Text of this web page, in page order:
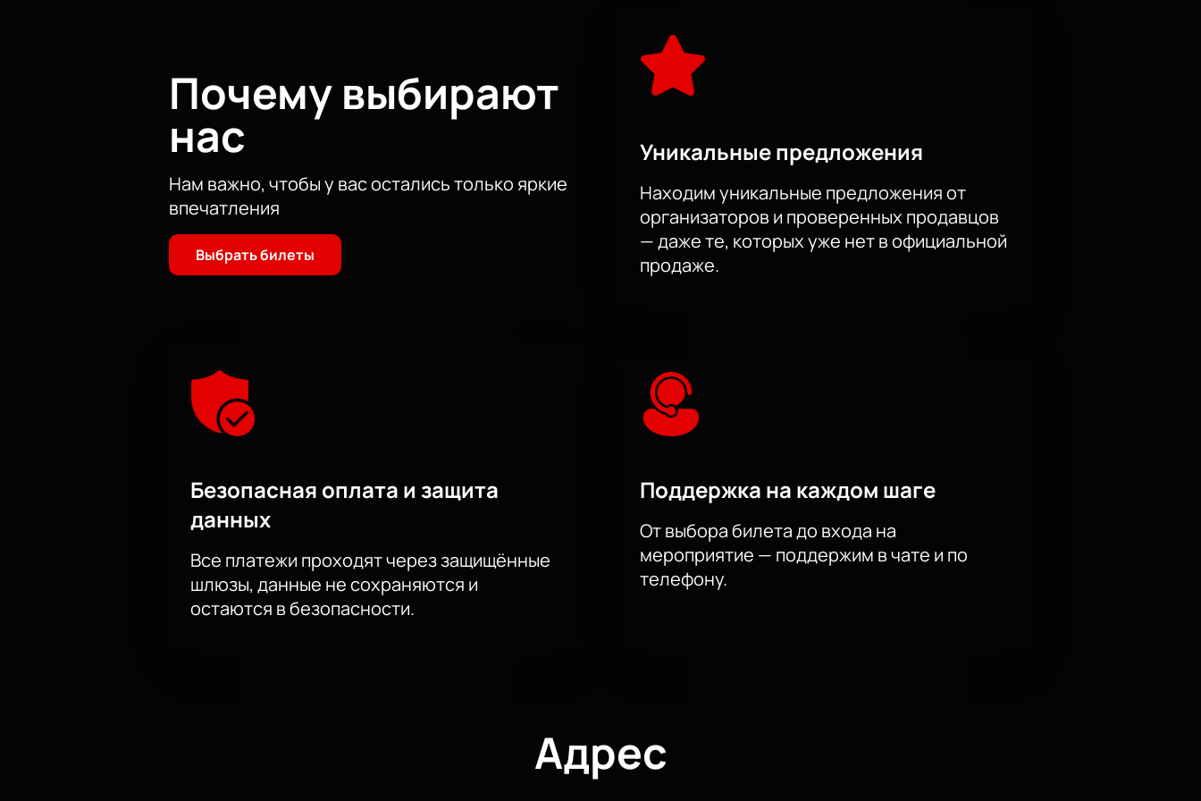
место на одном из самых ожидаемых музыкальных событий года. Подарите себе и своим близким вечер ностальгии и
вдохновения. Торопитесь купить билеты на нашем сайте и окунитесь в мир музыки Linkin Park вместе с оркестром CAGMO.
Почему выбирают
нас
Нам важно, чтобы у вас остались только яркие
впечатления
Выбрать билеты
Уникальные предложения
Находим уникальные предложения от
организаторов и проверенных продавцов
— даже те, которых уже нет в официальной
продаже.
Безопасная оплата и защита
данных
Все платежи проходят через защищённые
шлюзы, данные не сохраняются и
остаются в безопасности.
Поддержка на каждом шаге
От выбора билета до входа на
мероприятие — поддержим в чате и по
телефону.
Адрес